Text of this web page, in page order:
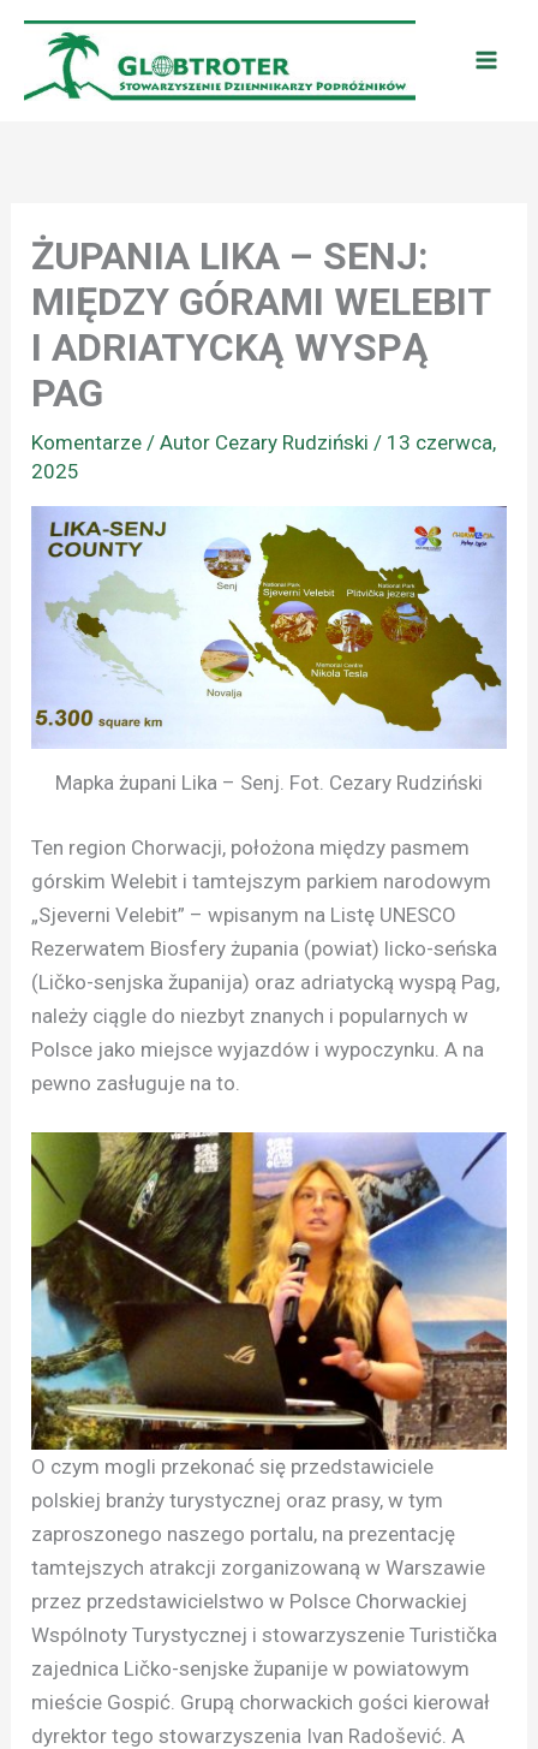
Przejdź
treści
ŻUPANIA LIKA – SENJ:
MIĘDZY GÓRAMI WELEBIT
I ADRIATYCKĄ WYSPĄ
PAG
Komentarze / Autor Cezary Rudziński/ 13 czerwca,
2025
Mapka żupani Lika – Senj. Fot. Cezary Rudziński
Ten region Chorwacji, położona między pasmem
górskim Welebit i tamtejszym parkiem narodowym
„Sjeverni Velebit” – wpisanym na Listę UNESCO
Rezerwatem Biosfery żupania (powiat) licko-seńska
(Ličko-senjska županija) oraz adriatycką wyspą Pag,
należy ciągle do niezbyt znanych i popularnych w
Polsce jako miejsce wyjazdów i wypoczynku. A na
pewno zasługuje na to.
O czym mogli przekonać się przedstawiciele
polskiej branży turystycznej oraz prasy, w tym
zaproszonego naszego portalu, na prezentację
tamtejszych atrakcji zorganizowaną w Warszawie
przez przedstawicielstwo w Polsce Chorwackiej
Wspólnoty Turystycznej i stowarzyszenie Turistička
zajednica Ličko-senjske županije w powiatowym
mieście Gospić. Grupą chorwackich gości kierował
dyrektor tego stowarzyszenia Ivan Radošević. A